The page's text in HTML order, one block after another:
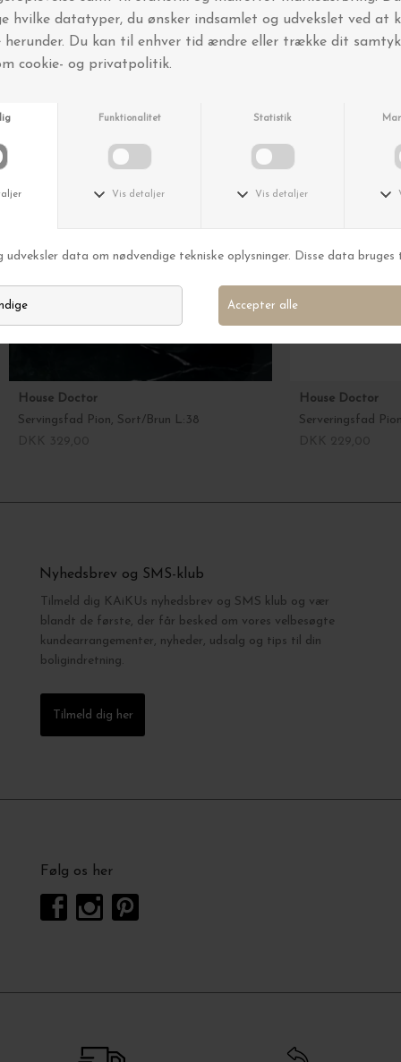
House Doctor
Servingsfad Pion, Sort/Brun L:38
House Doctor
Serveringsfad
Nyhedsbrev og SMS-klub
Tilmeld dig KAiKUs nyhedsbrev og SMS klub og vær
blandt de første, der får besked om vores velbesøgte
kundearrangementer, nyheder, udsalg og tips til din
boligindretning.
Tilmeld dig her
Følg os her